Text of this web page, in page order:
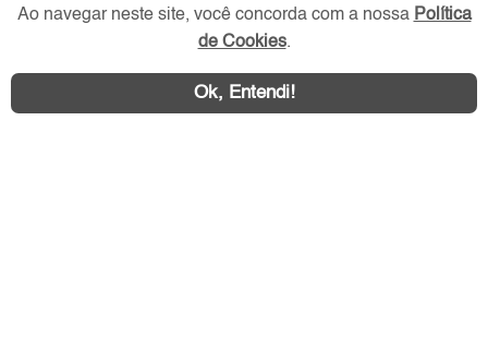
Redes Sociais
Ao navegar neste site, você concorda com a nossa Política
de Cookies.
Ok, Entendi!